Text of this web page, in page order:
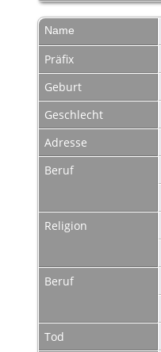
Name
Präfix
Geburt
Geschlecht
Adresse
Beruf
Religion
Beruf
Tod